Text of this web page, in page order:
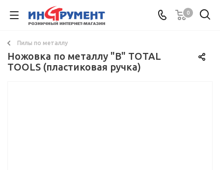
0
Пилы по металлу
Ножовка по металлу "В" TOTAL
TOOLS (пластиковая ручка)